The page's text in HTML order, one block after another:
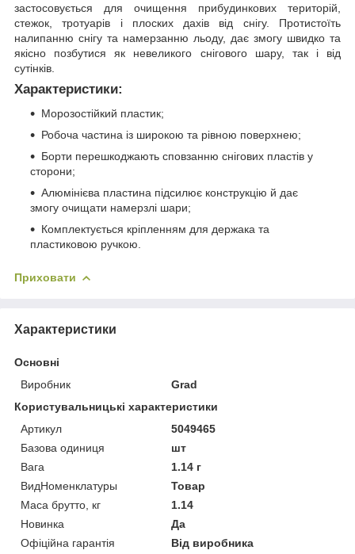
застосовується для очищення прибудинкових територій,
стежок, тротуарів і плоских дахів від снігу. Протистоїть
налипанню снігу та намерзанню льоду, дає змогу швидко та
якісно позбутися як невеликого снігового шару, так і від
сутінків.
Характеристики:
Морозостійкий пластик;
Робоча частина із широкою та рівною поверхнею;
Борти перешкоджають сповзанню снігових пластів у
сторони;
Алюмінієва пластина підсилює конструкцію й дає
змогу очищати намерзлі шари;
Комплектується кріпленням для держака та
пластиковою ручкою.
Приховати
Характеристики
Основні
Виробник
Grad
Користувальницькі характеристики
Артикул
5049465
Базова одиниця
шт
Вага
1.14 г
ВидНоменклатуры
Товар
Маса брутто, кг
1.14
Новинка
Да
Офіційна гарантія
Від виробника